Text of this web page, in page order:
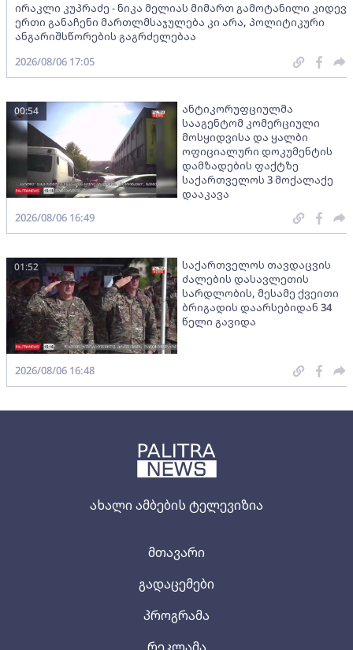
ახალი ამბების ტელევიზია
მთავარი
გადაცემები
პროგრამა
ირაკლი კუპრაძე - ნიკა მელიას მიმართ გამოტანილი კიდევ
ერთი განაჩენი მართლმსაჯულება კი არა, პოლიტიკური
ანგარიშსწორების გაგრძელებაა
2026/08/06 17:05
ანტიკორუფციულმა
სააგენტომ კომერციული
მოსყიდვისა და ყალბი
ოფიციალური დოკუმენტის
დამზადების ფაქტზე
საქართველოს 3 მოქალაქე
დააკავა
00:54
2026/08/06 16:49
საქართველოს თავდაცვის
ძალების დასავლეთის
სარდლობის, მესამე ქვეითი
ბრიგადის დაარსებიდან 34
წელი გავიდა
01:52
2026/08/06 16:48